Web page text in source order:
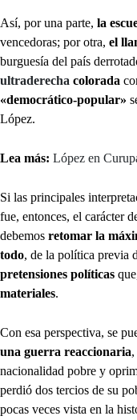
Así, por una parte, la
vencedoras; por otra, el
burguesía del país
ultraderecha colorada
«democrático-popular»
López.
Lea más: López en
Si las principales
fue, entonces, el carácter
debemos retomar la
todo, de la política previa
pretensiones políticas
materiales.
Con esa perspectiva, se
una guerra reaccionaria
nacionalidad pobre y
perdió dos tercios de su
pocas veces vista en la